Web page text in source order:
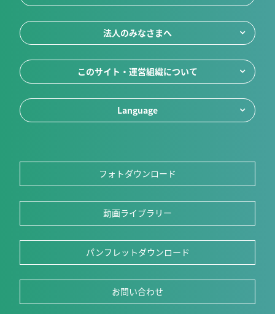
法人のみなさまへ
このサイト・運営組織について
Language
フォトダウンロード
動画ライブラリー
パンフレットダウンロード
お問い合わせ